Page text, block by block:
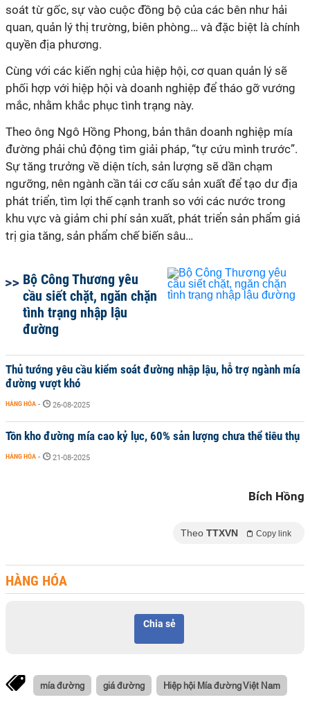
soát từ gốc, sự vào cuộc đồng bộ của các bên như hải
quan, quản lý thị trường, biên phòng… và đặc biệt là chính
quyền địa phương.
Cùng với các kiến nghị của hiệp hội, cơ quan quản lý sẽ
phối hợp với hiệp hội và doanh nghiệp để tháo gỡ vướng
mắc, nhằm khắc phục tình trạng này.
Theo ông Ngô Hồng Phong, bản thân doanh nghiệp mía
đường phải chủ động tìm giải pháp, “tự cứu mình trước”.
Sự tăng trưởng về diện tích, sản lượng sẽ dần chạm
ngưỡng, nên ngành cần tái cơ cấu sản xuất để tạo dư địa
phát triển, tìm lợi thế cạnh tranh so với các nước trong
khu vực và giảm chi phí sản xuất, phát triển sản phẩm giá
trị gia tăng, sản phẩm chế biến sâu…
Bộ Công Thương yêu
cầu siết chặt, ngăn chặn
tình trạng nhập lậu
đường
Thủ tướng yêu cầu kiểm soát đường nhập lậu, hỗ trợ ngành mía
đường vượt khó
HÀNG HÓA - 26-08-2025
Tồn kho đường mía cao kỷ lục, 60% sản lượng chưa thể tiêu thụ
HÀNG HÓA - 21-08-2025
Bích Hồng
Theo TTXVN Copy link
HÀNG HÓA
Chia sẻ
mía đường giá đường Hiệp hội Mía đường Việt Nam